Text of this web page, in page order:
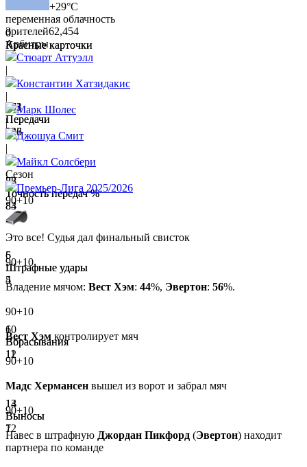
0
Красные карточки
0
203
Передачи
226
83
Точность передач %
83
5
Штрафные удары
5
6
Вбрасывания
11
13
Выносы
12
0
Красные карточки
0
171
Передачи
243
78
Точность передач %
84
6
Штрафные удары
4
10
Вбрасывания
12
14
Выносы
7
+29°C
переменная облачность
Зрителей62,454
Арбитры
Стюарт Аттуэлл
|
Константин Хатзидакис
|
Марк Шолес
|
Джошуа Смит
|
Майкл Солсбери
Сезон
Премьер-Лига 2025/2026
90+10
Это все! Судья дал финальный свисток
90+10
Владение мячом: Вест Хэм: 44%, Эвертон: 56%.
90+10
Вест Хэм контролирует мяч
90+10
Мадс Хермансен вышел из ворот и забрал мяч
90+10
Навес в штрафную Джордан Пикфорд (Эвертон) находит
партнера по команде